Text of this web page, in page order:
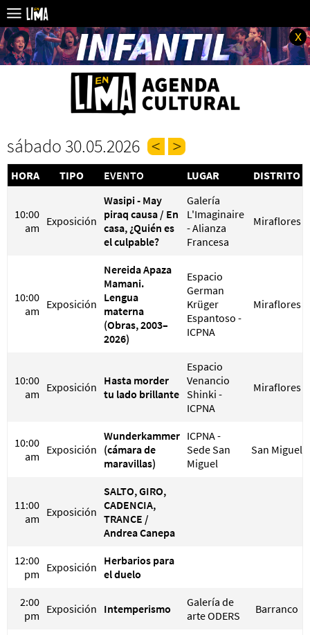
x
sábado 30.05.2026
HORA TIPO EVENTO LUGAR DISTRITO
10:00
am Exposición
Wasipi - May
piraq causa / En
casa, ¿Quién es
el culpable?
Galería
L'Imaginaire
- Alianza
Francesa
Miraflores
10:00
am Exposición
Nereida Apaza
Mamani.
Lengua
materna
(Obras, 2003–
2026)
Espacio
German
Krüger
Espantoso -
ICPNA
Miraflores
10:00
am Exposición Hasta morder
tu lado brillante
Espacio
Venancio
Shinki -
ICPNA
Miraflores
10:00
am Exposición
Wunderkammer
(cámara de
maravillas)
ICPNA -
Sede San
Miguel
San Miguel
11:00
am Exposición
SALTO, GIRO,
CADENCIA,
TRANCE /
Andrea Canepa
12:00
pm Exposición Herbarios para
el duelo
2:00
pm Exposición Intemperismo
Galería de
arte ODERS
Barranco